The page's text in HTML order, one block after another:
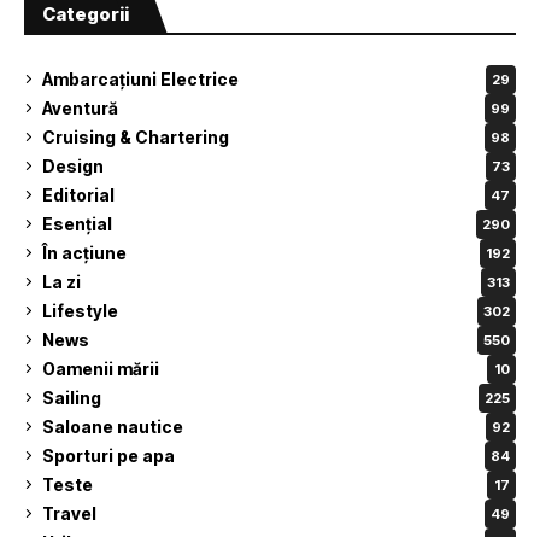
Categorii
Ambarcațiuni Electrice 29
Aventură 99
Cruising & Chartering 98
Design 73
Editorial 47
Esențial 290
În acțiune 192
La zi 313
Lifestyle 302
News 550
Oamenii mării 10
Sailing 225
Saloane nautice 92
Sporturi pe apa 84
Teste 17
Travel 49